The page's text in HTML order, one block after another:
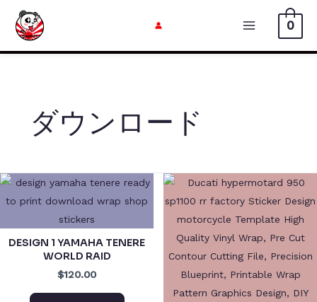
ュ
ー
0
ダウンロード
DESIGN 1 YAMAHA TENERE
WORLD RAID
$120.00